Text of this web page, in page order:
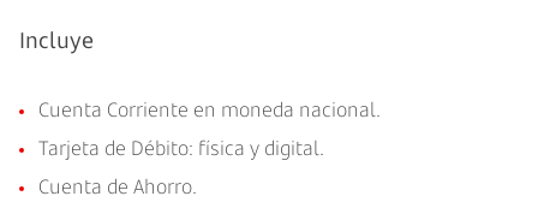
Incluye
Cuenta Corriente en moneda nacional.
Tarjeta de Débito: física y digital.
Cuenta de Ahorro.